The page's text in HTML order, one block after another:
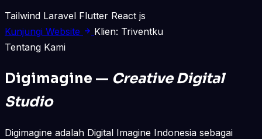
Tailwind Laravel Flutter React js
Kunjungi Website
Klien: Triventku
Tentang Kami
Digimagine — Creative Digital
Studio
Digimagine adalah Digital Imagine Indonesia sebagai